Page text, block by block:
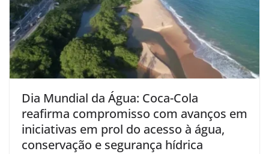
Dia Mundial da Água: Coca-Cola
reafirma compromisso com avanços em
iniciativas em prol do acesso à água,
conservação e segurança hídrica